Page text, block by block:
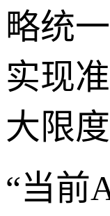
略统
实现
大限
“当前